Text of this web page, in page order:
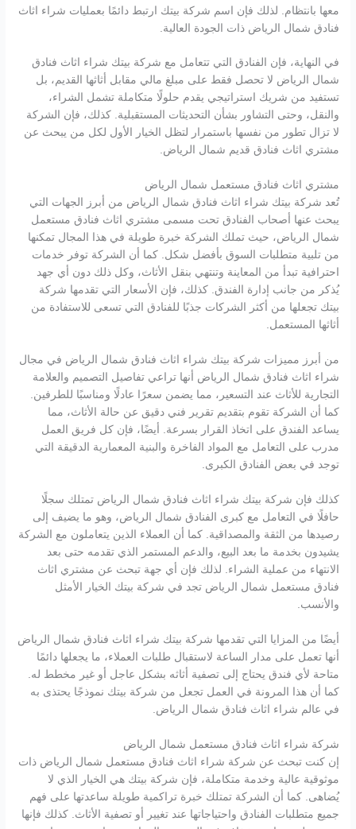
معها بانتظام. لذلك فإن اسم شركة بيتك ارتبط دائمًا بعمليات شراء اثاث
فنادق شمال الرياض ذات الجودة العالية.
في النهاية، فإن الفنادق التي تتعامل مع شركة بيتك شراء اثاث فنادق
شمال الرياض لا تحصل فقط على مبلغ مالي مقابل أثاثها القديم، بل
تستفيد من شريك استراتيجي يقدم حلولًا متكاملة تشمل الشراء،
والنقل، وحتى التشاور بشأن التحديثات المستقبلية. كذلك، فإن الشركة
لا تزال تطور من نفسها باستمرار لتظل الخيار الأول لكل من يبحث عن
مشتري اثاث فنادق قديم شمال الرياض.
مشتري اثاث فنادق مستعمل شمال الرياض
تُعد شركة بيتك شراء اثاث فنادق شمال الرياض من أبرز الجهات التي
يبحث عنها أصحاب الفنادق تحت مسمى مشتري اثاث فنادق مستعمل
شمال الرياض، حيث تملك الشركة خبرة طويلة في هذا المجال تمكنها
من تلبية متطلبات السوق بأفضل شكل. كما أن الشركة توفر خدمات
احترافية تبدأ من المعاينة وتنتهي بنقل الأثاث، وكل ذلك دون أي جهد
يُذكر من جانب إدارة الفندق. كذلك، فإن الأسعار التي تقدمها شركة
بيتك تجعلها من أكثر الشركات جذبًا للفنادق التي تسعى للاستفادة من
أثاثها المستعمل.
من أبرز مميزات شركة بيتك شراء اثاث فنادق شمال الرياض في مجال
شراء اثاث فنادق شمال الرياض أنها تراعي تفاصيل التصميم والعلامة
التجارية للأثاث عند التسعير، مما يضمن سعرًا عادلًا ومناسبًا للطرفين.
كما أن الشركة تقوم بتقديم تقرير فني دقيق عن حالة الأثاث، مما
يساعد الفندق على اتخاذ القرار بسرعة. أيضًا، فإن كل فريق العمل
مدرب على التعامل مع المواد الفاخرة والبنية المعمارية الدقيقة التي
توجد في بعض الفنادق الكبرى.
كذلك فإن شركة بيتك شراء اثاث فنادق شمال الرياض تمتلك سجلًا
حافلًا في التعامل مع كبرى الفنادق شمال الرياض، وهو ما يضيف إلى
رصيدها من الثقة والمصداقية. كما أن العملاء الذين يتعاملون مع الشركة
يشيدون بخدمة ما بعد البيع، والدعم المستمر الذي تقدمه حتى بعد
الانتهاء من عملية الشراء. لذلك فإن أي جهة تبحث عن مشتري اثاث
فنادق مستعمل شمال الرياض تجد في شركة بيتك الخيار الأمثل
والأنسب.
أيضًا من المزايا التي تقدمها شركة بيتك شراء اثاث فنادق شمال الرياض
أنها تعمل على مدار الساعة لاستقبال طلبات العملاء، ما يجعلها دائمًا
متاحة لأي فندق يحتاج إلى تصفية أثاثه بشكل عاجل أو غير مخطط له.
كما أن هذا المرونة في العمل تجعل من شركة بيتك نموذجًا يحتذى به
في عالم شراء اثاث فنادق شمال الرياض.
شركة شراء اثاث فنادق مستعمل شمال الرياض
إن كنت تبحث عن شركة شراء اثاث فنادق مستعمل شمال الرياض ذات
موثوقية عالية وخدمة متكاملة، فإن شركة بيتك هي الخيار الذي لا
يُضاهى. كما أن الشركة تمتلك خبرة تراكمية طويلة ساعدتها على فهم
جميع متطلبات الفنادق واحتياجاتها عند تغيير أو تصفية الأثاث. كذلك فإنها